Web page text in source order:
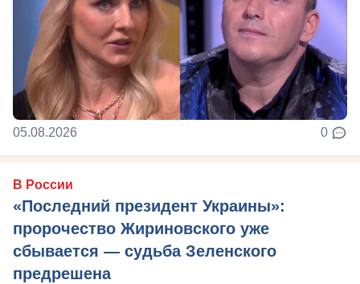
05.08.2026 0
В России
«Последний президент Украины»:
пророчество Жириновского уже
сбывается — судьба Зеленского
предрешена